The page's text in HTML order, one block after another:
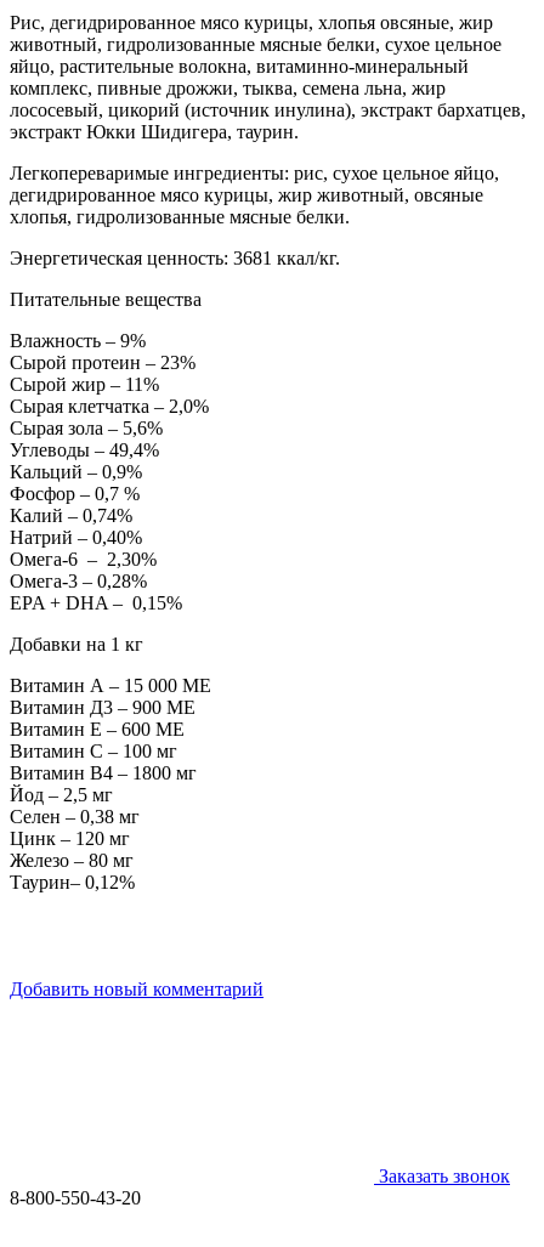
Рис, дегидрированное мясо курицы, хлопья овсяные, жир
животный, гидролизованные мясные белки, сухое цельное
яйцо, растительные волокна, витаминно-минеральный
комплекс, пивные дрожжи, тыква, семена льна, жир
лососевый, цикорий (источник инулина), экстракт бархатцев,
экстракт Юкки Шидигера, таурин.
Легкопереваримые ингредиенты: рис, сухое цельное яйцо,
дегидрированное мясо курицы, жир животный, овсяные
хлопья, гидролизованные мясные белки.
Энергетическая ценность: 3681 ккал/кг.
Питательные вещества
Влажность – 9%
Сырой протеин – 23%
Сырой жир – 11%
Сырая клетчатка – 2,0%
Сырая зола – 5,6%
Углеводы – 49,4%
Кальций – 0,9%
Фосфор – 0,7 %
Калий – 0,74%
Натрий – 0,40%
Омега-6 – 2,30%
Омега-3 – 0,28%
EPA + DHA – 0,15%
Добавки на 1 кг
Витамин А – 15 000 МЕ
Витамин Д3 – 900 МЕ
Витамин Е – 600 МЕ
Витамин С – 100 мг
Витамин В4 – 1800 мг
Йод – 2,5 мг
Селен – 0,38 мг
Цинк – 120 мг
Железо – 80 мг
Таурин– 0,12%
Добавить новый комментарий
Заказать звонок
8-800-550-43-20